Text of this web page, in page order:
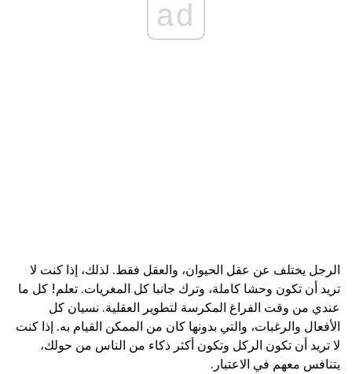
ad
الرجل يختلف عن عقل الحيوان، والعقل فقط. لذلك، إذا كنت لا
تريد أن تكون وحشا كاملة، وترك جانبا كل المغريات. تعلم! كل ما
عندي من وقت الفراغ المكرسة لتطوير العقلية. نسيان كل
الأفعال والرغبات، والتي بدونها كان من الممكن القيام به. إذا كنت
لا تريد أن تكون الركل وتكون أكثر ذكاء من الناس من حولك،
يتنافس معهم في الاعتبار.